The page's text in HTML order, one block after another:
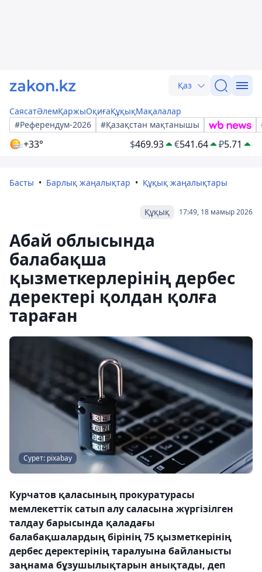
Қаз
СаясатӘлемҚаржыОқиғаҚұқықМақалалар
#Референдум-2026
#Қазақстан мақтанышы
+33° $469.93 €541.64 ₽5.71
Басты Барлық жаңалықтар Құқық жаңалықтары
17:49, 18 мамыр 2026
Құқық
Абай облысында
балабақша
қызметкерлерінің дербес
деректері қолдан қолға
тараған
Сурет: pixabay
Курчатов қаласының прокуратурасы
мемлекеттік сатып алу саласына жүргізілген
талдау барысында қаладағы
балабақшалардың бірінің 75 қызметкерінің
дербес деректерінің таралуына байланысты
заңнама бұзушылықтарын анықтады, деп